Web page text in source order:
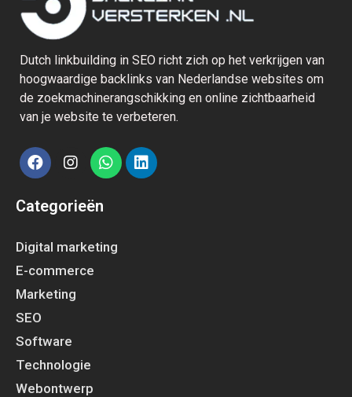
Dutch linkbuilding in SEO richt zich op het verkrijgen van
hoogwaardige backlinks van Nederlandse websites om
de zoekmachinerangschikking en online zichtbaarheid
van je website te verbeteren.
Categorieën
Digital marketing
E-commerce
Marketing
SEO
Software
Technologie
Webontwerp